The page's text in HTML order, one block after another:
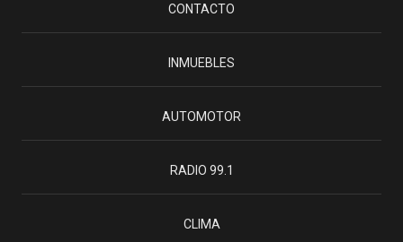
CONTACTO
INMUEBLES
AUTOMOTOR
RADIO 99.1
CLIMA